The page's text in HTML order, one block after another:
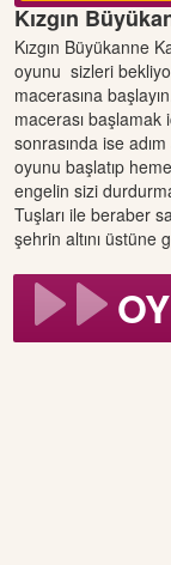
Kızgın
Kızgın Büyükanne
oyunu sizleri
macerasına
macerası başlamak
sonrasında ise
oyunu başlatıp
engelin sizi
Tuşları ile beraber
şehrin altını üstüne